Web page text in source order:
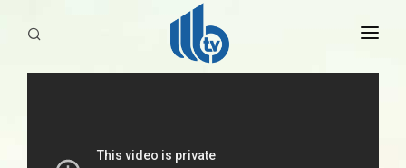
YAYINLARIMIZ